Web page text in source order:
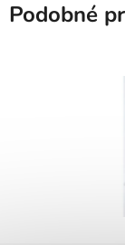
Podobné